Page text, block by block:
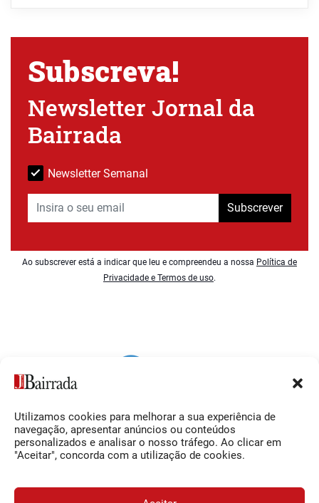
Utilizamos cookies para melhorar a sua experiência de
navegação, apresentar anúncios ou conteúdos
personalizados e analisar o nosso tráfego. Ao clicar em
"Aceitar", concorda com a utilização de cookies.
Subscreva!
Newsletter Jornal da
Bairrada
Newsletter Semanal
Subscrever
Ao subscrever está a indicar que leu e compreendeu a nossa Política de
Privacidade e Termos de uso.
Siga-nos
Facebook
O Jornal da Bairrada
Contactos